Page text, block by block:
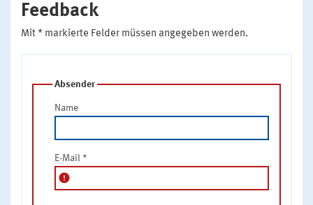
Feedback
Mit * markierte Felder müssen angegeben werden.
Absender
Name
E-Mail *
error